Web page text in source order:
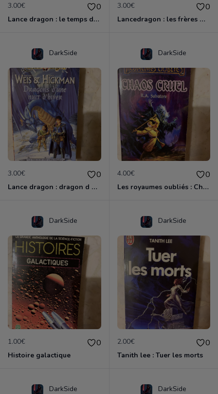
3.00€ 0
Lance dragon : le temps des jumeaux
3.00€ 0
Lancedragon : les frères majères
DarkSide
3.00€ 0
Lance dragon : dragon d une nuit d hiver
DarkSide
4.00€ 0
Les royaumes oubliés : Chaos cruel, pentalogie du clerc
DarkSide
1.00€ 0
Histoire galactique
DarkSide
2.00€ 0
Tanith lee : Tuer les morts
DarkSide DarkSide